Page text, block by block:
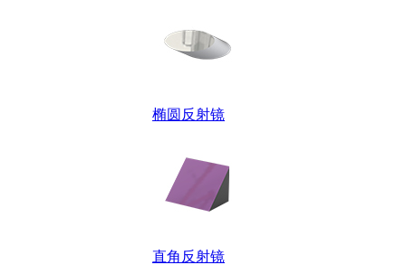
椭圆反射镜
直角反射镜